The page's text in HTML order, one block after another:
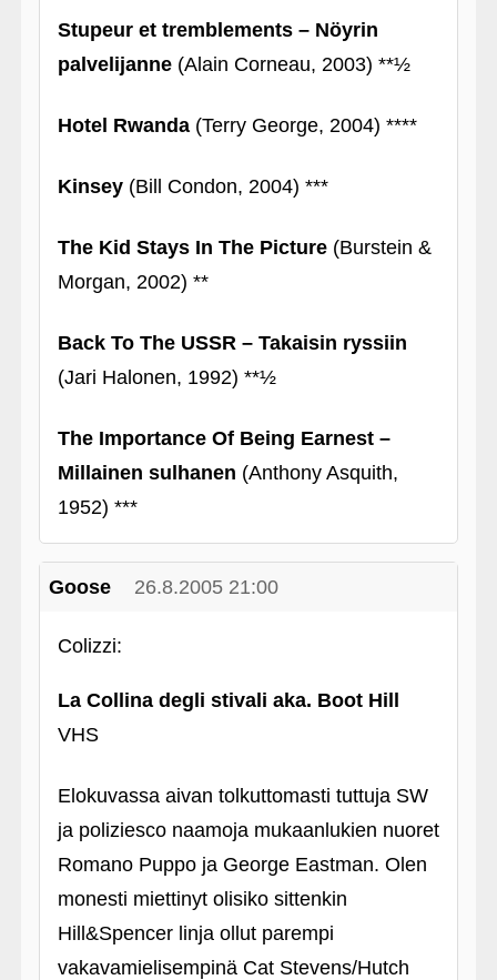
Stupeur et tremblements – Nöyrin
palvelijanne(Alain Corneau, 2003) **½
Hotel Rwanda(Terry George, 2004) ****
Kinsey(Bill Condon, 2004) ***
The Kid Stays In The Picture(Burstein &
Morgan, 2002) **
Back To The USSR – Takaisin ryssiin
(Jari Halonen, 1992) **½
The Importance Of Being Earnest –
Millainen sulhanen (Anthony Asquith,
1952) ***
Goose 26.8.2005 21:00
Colizzi:
La Collina degli stivali aka. Boot Hill
VHS
Elokuvassa aivan tolkuttomasti tuttuja SW
ja poliziesco naamoja mukaanlukien nuoret
Romano Puppo ja George Eastman. Olen
monesti miettinyt olisiko sittenkin
Hill&Spencer linja ollut parempi
vakavamielisempinä Cat Stevens/Hutch